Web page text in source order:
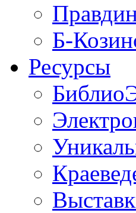
Б-
Ресурсы